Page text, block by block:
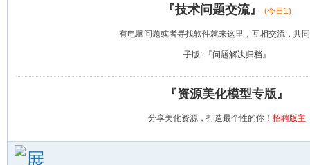
『技术问题交流』 (今日 1)
有电脑问题或者寻找软件就来这里，互相交流，共
子版: 『问题解决归档』
『资源美化模型专版』
分享美化资源，打造最个性的你！ 招聘版主